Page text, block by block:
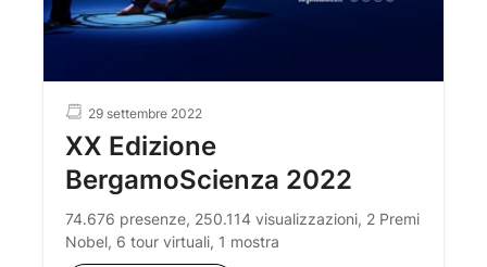
29 settembre 2022
XX Edizione
BergamoScienza 2022
74.676 presenze, 250.114 visualizzazioni, 2 Premi
Nobel, 6 tour virtuali, 1 mostra